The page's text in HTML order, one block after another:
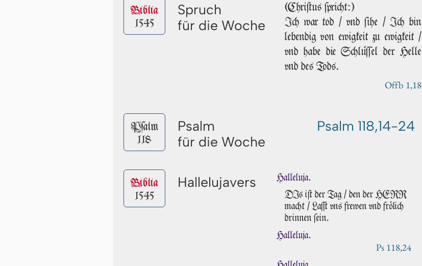
Biblia
1545
Spruch
für die Woche
(Chriſtus ſpricht:)
Ich war tod / vnd ſi­he / Ich bin
lebendig von ewigkeit zu ewigkeit /
vnd habe die Schlüſ­ſel der Helle
vnd des Tods.
Offb 1,18
Pſalm
118
Psalm
für die Woche
Psalm 118,14-24
Biblia
1545
Hallelujavers
Halleluja.
DIs iſt der Tag / den der HERR
macht / Laſſt vns frewen vnd frö­lich
drinnen ſein.
Halleluja.
Ps 118,24